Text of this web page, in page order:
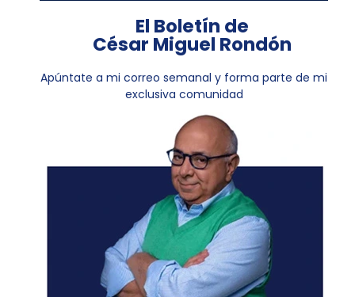
El Boletín de
César Miguel Rondón
Apúntate a mi correo semanal y forma parte de mi
exclusiva comunidad